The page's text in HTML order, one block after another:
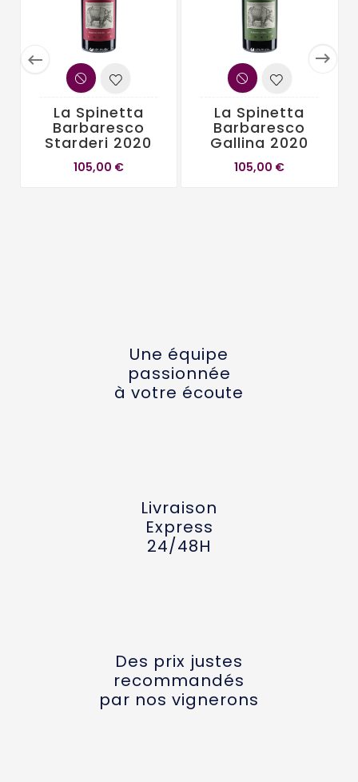
 
La Spinetta
Barbaresco
Starderi 2020
105,00 €
La Spinetta
Barbaresco
Gallina 2020
105,00 €
Une équipe
passionnée
à votre écoute
Livraison
Express
24/48H
Des prix justes
recommandés
par nos vignerons